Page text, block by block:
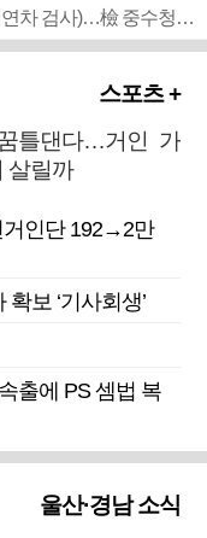
■ 검사 신분 버리고 직급하향(10년 이하 저연차 검사)…檢 중수청행 기피
스포츠 +
꿈틀댄다…거인 가
살릴까
거인단 192→2만
보 ‘기사회생’
출에 PS 셈법 복
울산·경남 소식